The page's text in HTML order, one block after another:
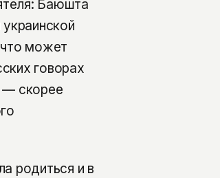
Баюшта
что может
говорах
— скорее
родиться и в